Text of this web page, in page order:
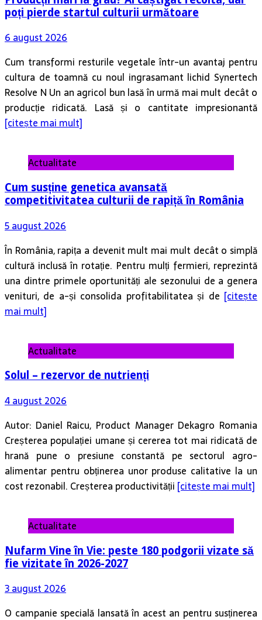
Cum transformi resturile vegetale într-un avantaj pentru
cultura de toamnă cu noul ingrasamant lichid Synertech
Resolve N Un an agricol bun lasă în urmă mai mult decât o
producție ridicată. Lasă și o cantitate impresionantă
[citește mai mult]
Actualitate
competitivitatea culturii de rapiță în România
5 august 2026
În România, rapița a devenit mult mai mult decât o simplă
cultură inclusă în rotație. Pentru mulți fermieri, reprezintă
una dintre primele oportunități ale sezonului de a genera
venituri, de a-și consolida profitabilitatea și de[citește
mai mult]
Actualitate
4 august 2026
Autor: Daniel Raicu, Product Manager Dekagro Romania
Creșterea populației umane și cererea tot mai ridicată de
hrană pune o presiune constantă pe sectorul agro-
alimentar pentru obținerea unor produse calitative la un
cost rezonabil. Creșterea productivității[citește mai mult]
Actualitate
fie vizitate în 2026-2027
3 august 2026
O campanie specială lansată în acest an pentru susținerea
cultivatorilor de viță-de-vie din România Nufarm face un
nou pas în sprijinul viticultorilor și lansează campania
„Nufarm Vine în Vie”, o inițiativă prin care specialiștii